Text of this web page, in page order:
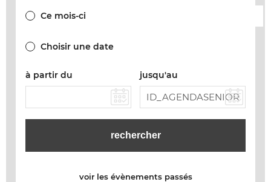
Ce mois-ci
Choisir une date
à partir du jusqu'au
voir les évènements passés